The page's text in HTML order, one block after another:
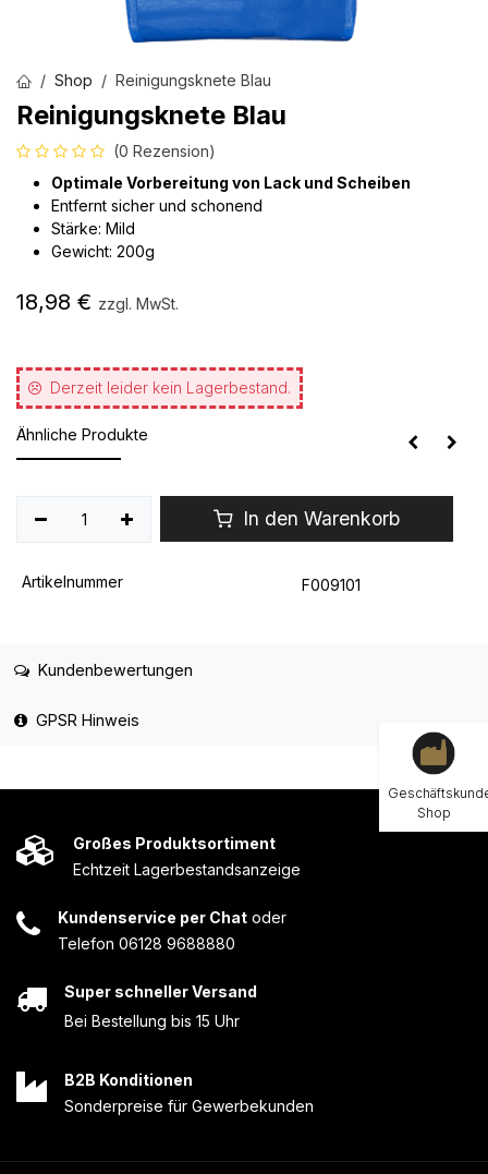
Shop Reinigungsknete Blau
Reinigungsknete Blau
(0 Rezension)
Optimale Vorbereitung von Lack und Scheiben
Entfernt sicher und schonend
Stärke: Mild
Gewicht: 200g
18,98 € zzgl. MwSt.
Derzeit leider kein Lagerbestand.
Ähnliche Produkte
In den Warenkorb
Artikelnummer F009101
Kundenbewertungen
GPSR Hinweis
Großes Produktsortiment
Echtzeit Lagerbestandsanzeige
Kundenservice per Chat oder
Telefon 06128 9688880
Super schneller Versand
Bei Bestellung bis 15 Uhr
B2B Konditionen
Sonderpreise für Gewerbekunden
Shop